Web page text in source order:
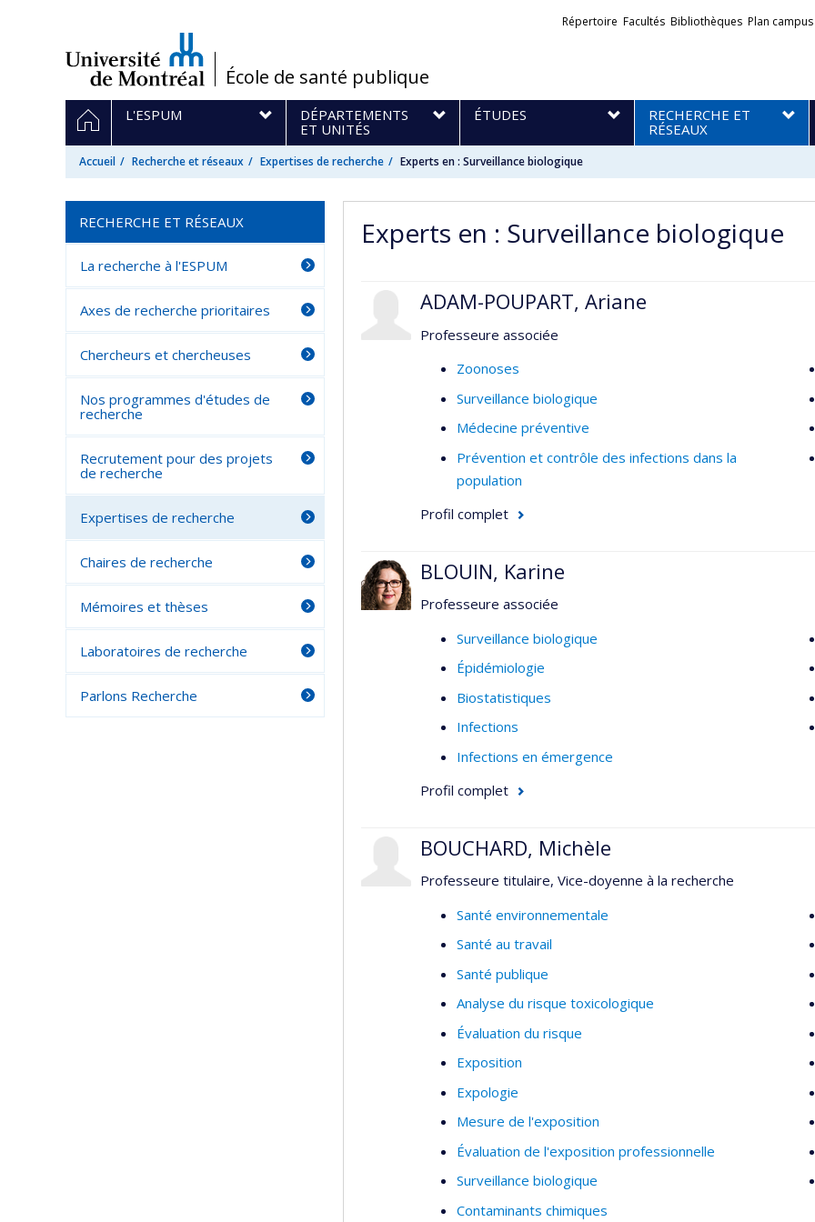
/École de santé publique
Liens
Répertoire Facultés Bibliothèques Plan campus
Navigation
principale
ACCUEIL
L'ESPUM
DÉPARTEMENTS
ET UNITÉS
ÉTUDES
RECHERCHE ET
RÉSEAUX
Accueil Recherche et réseaux Expertises de recherche Experts en : Surveillance biologique
Experts en : Surveillance biologique
ADAM-POUPART, Ariane
Professeure associée
Zoonoses
Surveillance biologique
Médecine préventive
Prévention et contrôle des infections dans la
population
Profil complet
BLOUIN, Karine
Professeure associée
Surveillance biologique
Épidémiologie
Biostatistiques
Infections
Infections en émergence
Profil complet
BOUCHARD, Michèle
Professeure titulaire, Vice-doyenne à la recherche
Santé environnementale
Santé au travail
Santé publique
Analyse du risque toxicologique
Évaluation du risque
Exposition
Expologie
Mesure de l'exposition
Évaluation de l'exposition professionnelle
Surveillance biologique
Contaminants chimiques
RECHERCHE ET RÉSEAUX
La recherche à l'ESPUM
Axes de recherche prioritaires
Chercheurs et chercheuses
Nos programmes d'études de
recherche
Recrutement pour des projets
de recherche
Expertises de recherche
Chaires de recherche
Mémoires et thèses
Laboratoires de recherche
Parlons Recherche